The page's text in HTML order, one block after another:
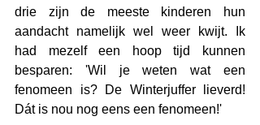
drie zijn de meeste kinderen hun
aandacht namelijk wel weer kwijt. Ik
had mezelf een hoop tijd kunnen
besparen: 'Wil je weten wat een
fenomeen is? De Winterjuffer lieverd!
Dát is nou nog eens een fenomeen!'